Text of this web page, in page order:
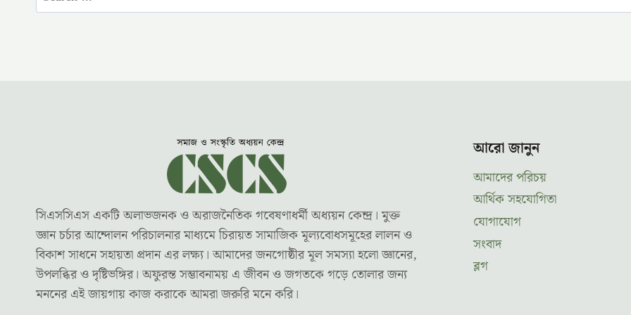
for:
সিএসসিএস একটি অলাভজনক ও অরাজনৈতিক গবেষণাধর্মী অধ্যয়ন কেন্দ্র। মুক্ত
জ্ঞান চর্চার আন্দোলন পরিচালনার মাধ্যমে চিরায়ত সামাজিক মূল্যবোধসমূহের লালন ও
বিকাশ সাধনে সহায়তা প্রদান এর লক্ষ্য। আমাদের জনগোষ্ঠীর মূল সমস্যা হলো জ্ঞানের,
উপলব্ধির ও দৃষ্টিভঙ্গির। অফুরন্ত সম্ভাবনাময় এ জীবন ও জগতকে গড়ে তোলার জন্য
মননের এই জায়গায় কাজ করাকে আমরা জরুরি মনে করি।
আরো জানুন
আমাদের পরিচয়
আর্থিক সহযোগিতা
যোগাযোগ
সংবাদ
ব্লগ